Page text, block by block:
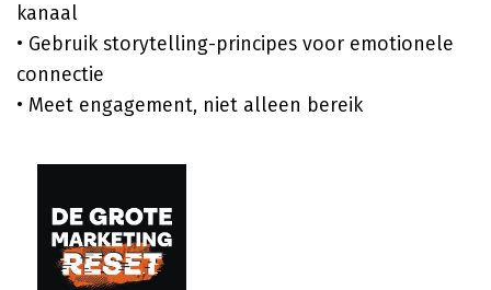
kanaal
• Gebruik storytelling-principes voor emotionele
connectie
• Meet engagement, niet alleen bereik